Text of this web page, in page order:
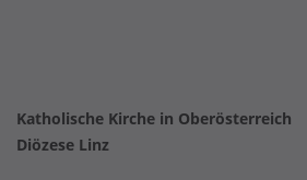
Katholische Kirche in Oberösterreich
Diözese Linz